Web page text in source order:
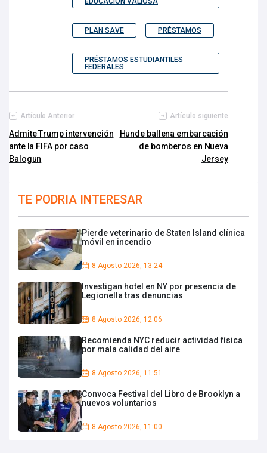
PLAN SAVE PRÉSTAMOS
PRÉSTAMOS ESTUDIANTILES
FEDERALES
Artículo Anterior
Admite Trump intervención
ante la FIFA por caso
Balogun
Artículo siguiente
Hunde ballena embarcación
de bomberos en Nueva
Jersey
TE PODRIA INTERESAR
Pierde veterinario de Staten Island clínica
móvil en incendio
8 Agosto 2026, 13:24
Investigan hotel en NY por presencia de
Legionella tras denuncias
8 Agosto 2026, 12:06
Recomienda NYC reducir actividad física
por mala calidad del aire
8 Agosto 2026, 11:51
Convoca Festival del Libro de Brooklyn a
nuevos voluntarios
8 Agosto 2026, 11:00